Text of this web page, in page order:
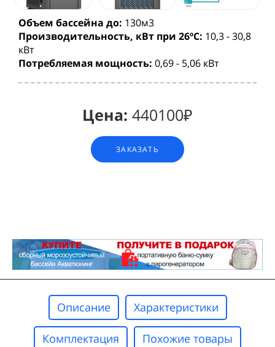
Объем бассейна до: 130м3
Производительность, кВт при 26ºC: 10,3 - 30,8
кВт
Потребляемая мощность: 0,69 - 5,06 кВт
Цена: 440100₽
ЗАКАЗАТЬ
Описание Характеристики
Комплектация Похожие товары